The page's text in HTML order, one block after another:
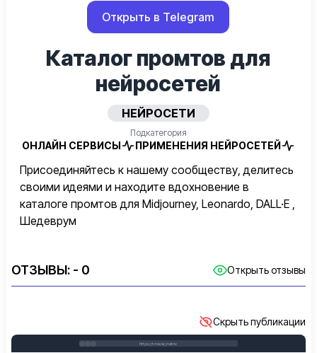
Открыть в Telegram
Каталог промтов для
нейросетей
НЕЙРОСЕТИ
Подкатегория
ОНЛАЙН СЕРВИСЫ ПРИМЕНЕНИЯ НЕЙРОСЕТЕЙ
Присоединяйтесь к нашему сообществу, делитесь
своими идеями и находите вдохновение в
каталоге промтов для Midjourney, Leonardo, DALL·E ,
Шедеврум
ОТЗЫВЫ: - 0 Открыть отзывы
Скрыть публикации
https://t.me/ai_matrix